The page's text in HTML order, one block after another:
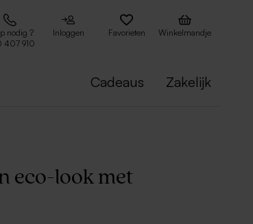
nodig ?
407 910
Inloggen Favorieten Winkelmandje
Cadeaus Zakelijk
eco-look met